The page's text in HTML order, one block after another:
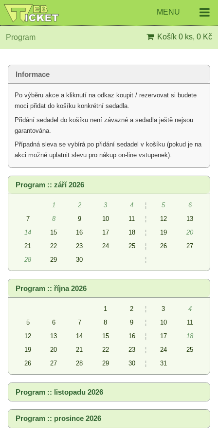
MENU
Program Košík 0 ks, 0 Kč
Informace
Po výběru akce a kliknutí na odkaz koupit / rezervovat si budete
moci přidat do košíku konkrétní sedadla.
Přidání sedadel do košíku není závazné a sedadla ještě nejsou
garantována.
Případná sleva se vybírá po přidání sedadel v košíku (pokud je na
akci možné uplatnit slevu pro nákup on-line vstupenek).
Program :: září 2026
1 2 3 4 ¦ 5
6
7
8 9 10 11 ¦ 12
13
14
15 16 17 18 ¦ 19
20
21
22 23 24 25 ¦ 26
27
28
29 30 ¦
Program :: října 2026
1 2 ¦ 3
4
5
6 7 8 9 ¦ 10
11
12
13 14 15 16 ¦ 17
18
19
20 21 22 23 ¦ 24
25
26
27 28 29 30 ¦ 31
Program :: listopadu 2026
Program :: prosince 2026